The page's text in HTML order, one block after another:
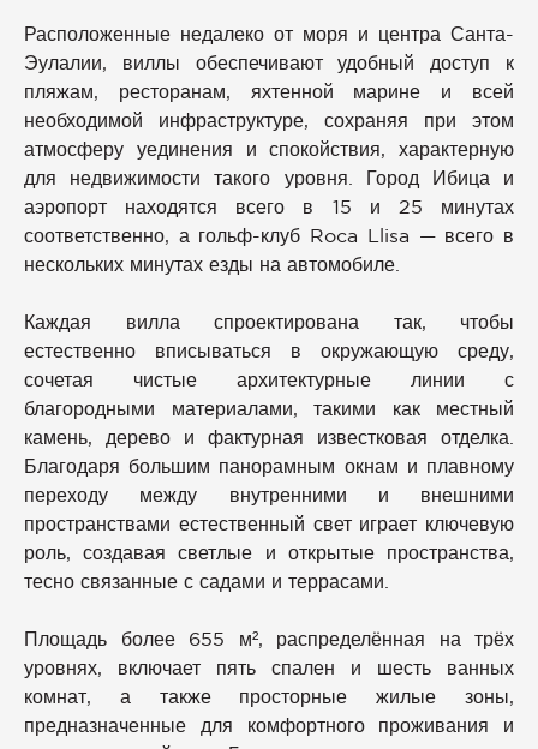
Расположенные недалеко от моря и центра Санта-
Эулалии, виллы обеспечивают удобный доступ к
пляжам, ресторанам, яхтенной марине и всей
необходимой инфраструктуре, сохраняя при этом
атмосферу уединения и спокойствия, характерную
для недвижимости такого уровня. Город Ибица и
аэропорт находятся всего в 15 и 25 минутах
соответственно, а гольф-клуб Roca Llisa — всего в
нескольких минутах езды на автомобиле.
Каждая вилла спроектирована так, чтобы
естественно вписываться в окружающую среду,
сочетая чистые архитектурные линии с
благородными материалами, такими как местный
камень, дерево и фактурная известковая отделка.
Благодаря большим панорамным окнам и плавному
переходу между внутренними и внешними
пространствами естественный свет играет ключевую
роль, создавая светлые и открытые пространства,
тесно связанные с садами и террасами.
Площадь более 655 м², распределённая на трёх
уровнях, включает пять спален и шесть ванных
комнат, а также просторные жилые зоны,
предназначенные для комфортного проживания и